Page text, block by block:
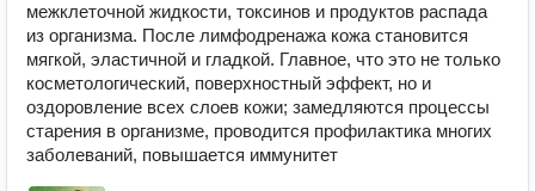
межклеточной жидкости, токсинов и продуктов распада
из организма. После лимфодренажа кожа становится
мягкой, эластичной и гладкой. Главное, что это не только
косметологический, поверхностный эффект, но и
оздоровление всех слоев кожи; замедляются процессы
старения в организме, проводится профилактика многих
заболеваний, повышается иммунитет